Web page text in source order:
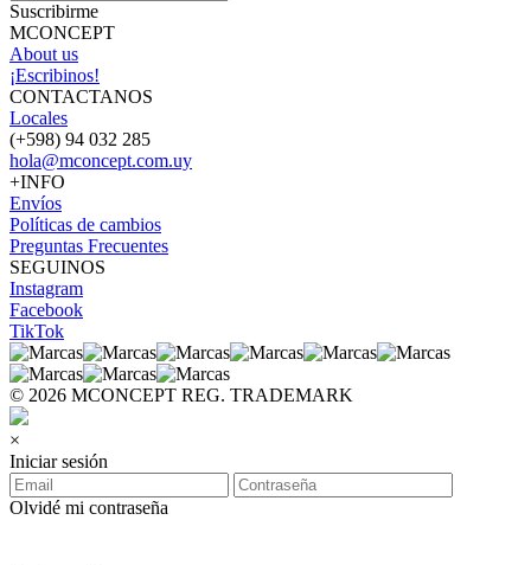
Suscribirme
MCONCEPT
About us
¡Escribinos!
CONTACTANOS
Locales
(+598) 94 032 285
hola@mconcept.com.uy
+INFO
Envíos
Políticas de cambios
Preguntas Frecuentes
SEGUINOS
Instagram
Facebook
TikTok
© 2026 MCONCEPT REG. TRADEMARK
×
Iniciar sesión
Olvidé mi contraseña